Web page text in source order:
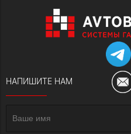
НАПИШИТЕ НАМ